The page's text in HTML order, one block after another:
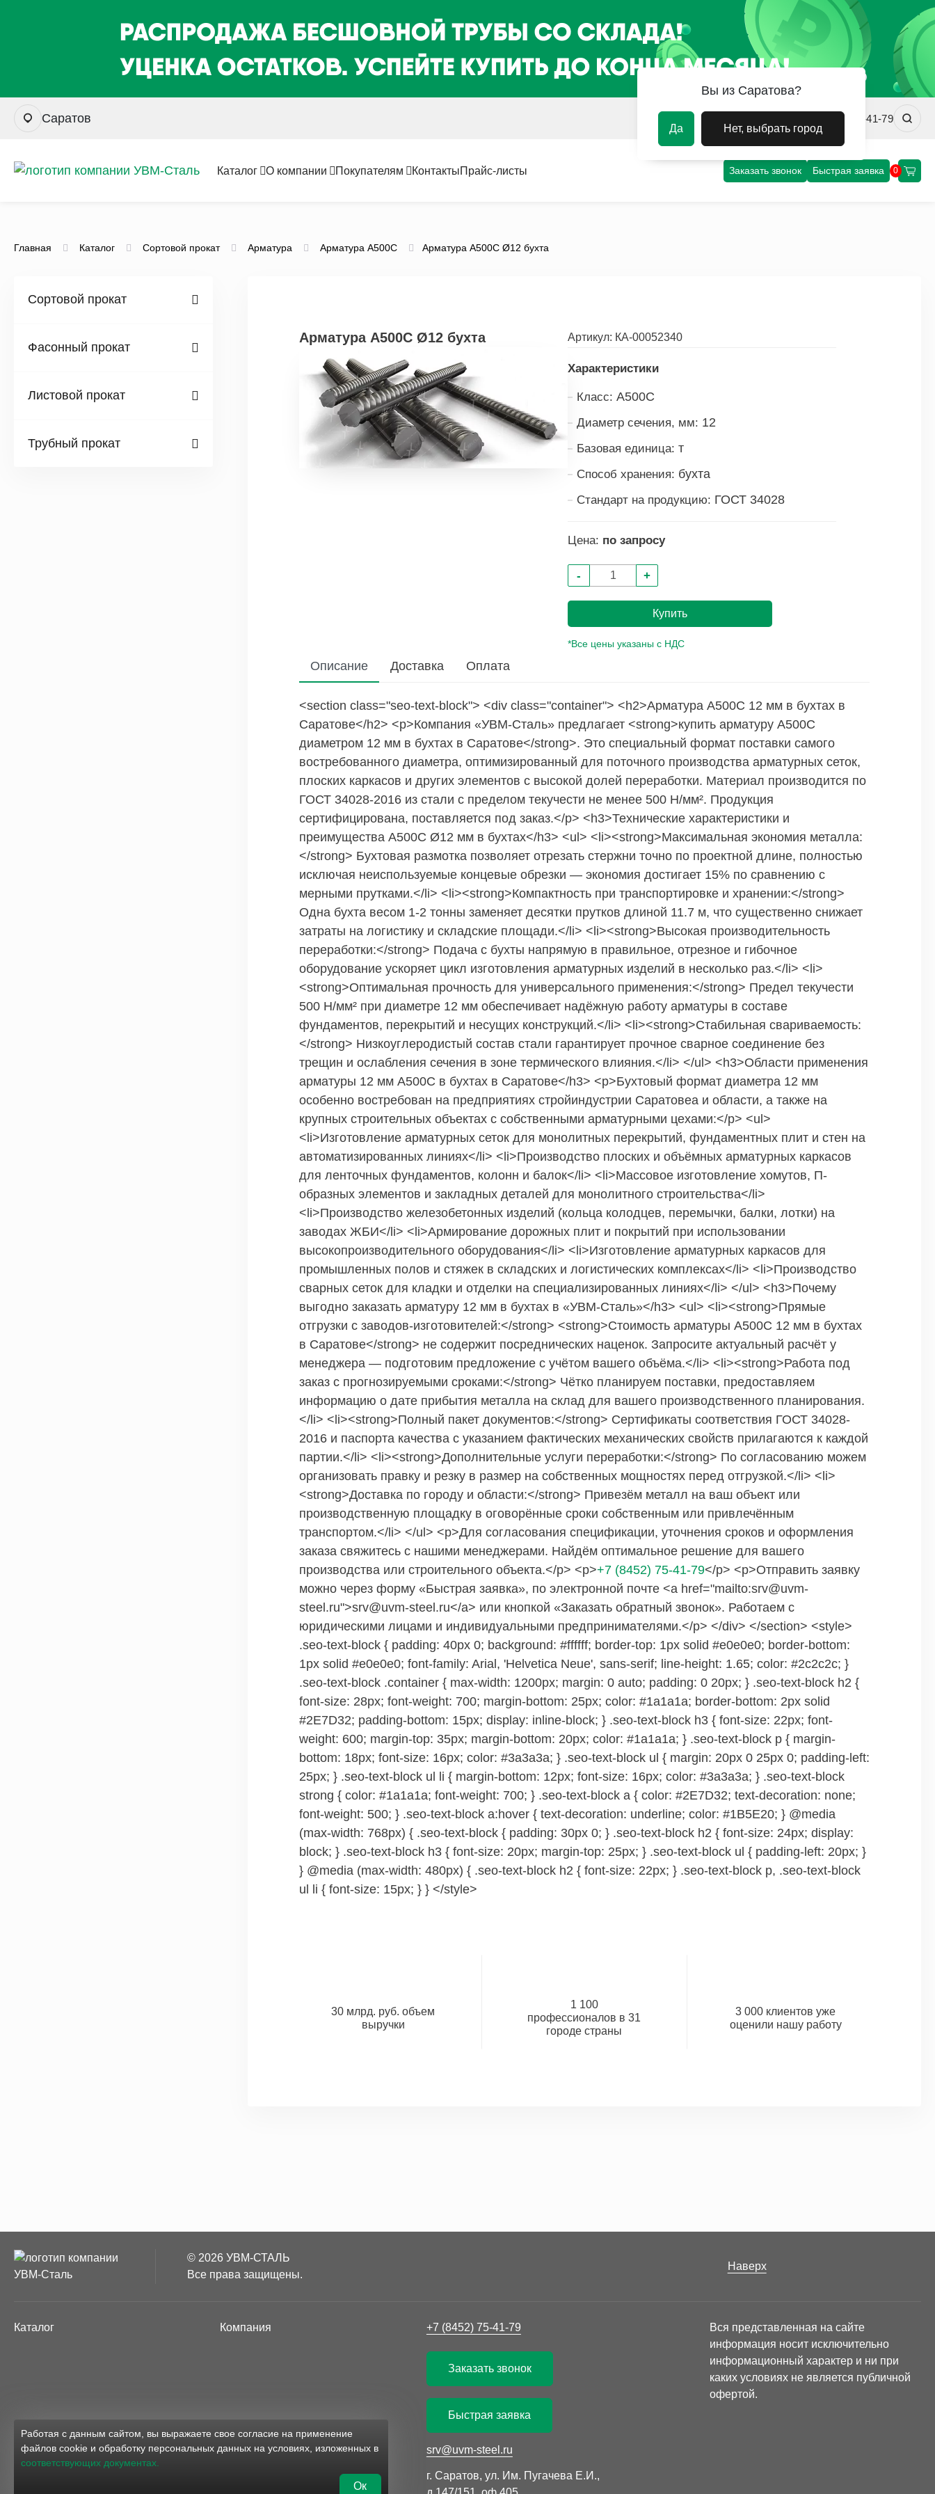
Саратов +7 (8452) 75-41-79
Каталог О компании Покупателям КонтактыПрайс-листы Заказать звонок Быстрая заявка 0
Главная Каталог Сортовой прокат Арматура Арматура А500С Арматура А500С Ø12 бухта
Сортовой прокат
Фасонный прокат
Листовой прокат
Трубный прокат
Арматура А500С Ø12 бухта Артикул: КА-00052340
Характеристики
Класс: А500С
Диаметр сечения, мм: 12
Базовая единица: т
Способ хранения: бухта
Стандарт на продукцию: ГОСТ 34028
Цена: по запросу
- +
Купить
*Все цены указаны с НДС
Описание Доставка Оплата
<section class="seo-text-block"> <div class="container"> <h2>Арматура А500С 12 мм в бухтах в
Саратове</h2> <p>Компания «УВМ-Сталь» предлагает <strong>купить арматуру А500С
диаметром 12 мм в бухтах в Саратове</strong>. Это специальный формат поставки самого
востребованного диаметра, оптимизированный для поточного производства арматурных сеток,
плоских каркасов и других элементов с высокой долей переработки. Материал производится по
ГОСТ 34028-2016 из стали с пределом текучести не менее 500 Н/мм². Продукция
сертифицирована, поставляется под заказ.</p> <h3>Технические характеристики и
преимущества А500С Ø12 мм в бухтах</h3> <ul> <li><strong>Максимальная экономия металла:
</strong> Бухтовая размотка позволяет отрезать стержни точно по проектной длине, полностью
исключая неиспользуемые концевые обрезки — экономия достигает 15% по сравнению с
мерными прутками.</li> <li><strong>Компактность при транспортировке и хранении:</strong>
Одна бухта весом 1-2 тонны заменяет десятки прутков длиной 11.7 м, что существенно снижает
затраты на логистику и складские площади.</li> <li><strong>Высокая производительность
переработки:</strong> Подача с бухты напрямую в правильное, отрезное и гибочное
оборудование ускоряет цикл изготовления арматурных изделий в несколько раз.</li> <li>
<strong>Оптимальная прочность для универсального применения:</strong> Предел текучести
500 Н/мм² при диаметре 12 мм обеспечивает надёжную работу арматуры в составе
фундаментов, перекрытий и несущих конструкций.</li> <li><strong>Стабильная свариваемость:
</strong> Низкоуглеродистый состав стали гарантирует прочное сварное соединение без
трещин и ослабления сечения в зоне термического влияния.</li> </ul> <h3>Области применения
арматуры 12 мм А500С в бухтах в Саратове</h3> <p>Бухтовый формат диаметра 12 мм
особенно востребован на предприятиях стройиндустрии Саратовеа и области, а также на
крупных строительных объектах с собственными арматурными цехами:</p> <ul>
<li>Изготовление арматурных сеток для монолитных перекрытий, фундаментных плит и стен на
автоматизированных линиях</li> <li>Производство плоских и объёмных арматурных каркасов
для ленточных фундаментов, колонн и балок</li> <li>Массовое изготовление хомутов, П-
образных элементов и закладных деталей для монолитного строительства</li>
<li>Производство железобетонных изделий (кольца колодцев, перемычки, балки, лотки) на
заводах ЖБИ</li> <li>Армирование дорожных плит и покрытий при использовании
высокопроизводительного оборудования</li> <li>Изготовление арматурных каркасов для
промышленных полов и стяжек в складских и логистических комплексах</li> <li>Производство
сварных сеток для кладки и отделки на специализированных линиях</li> </ul> <h3>Почему
выгодно заказать арматуру 12 мм в бухтах в «УВМ-Сталь»</h3> <ul> <li><strong>Прямые
отгрузки с заводов-изготовителей:</strong> <strong>Стоимость арматуры А500С 12 мм в бухтах
в Саратове</strong> не содержит посреднических наценок. Запросите актуальный расчёт у
менеджера — подготовим предложение с учётом вашего объёма.</li> <li><strong>Работа под
заказ с прогнозируемыми сроками:</strong> Чётко планируем поставки, предоставляем
информацию о дате прибытия металла на склад для вашего производственного планирования.
</li> <li><strong>Полный пакет документов:</strong> Сертификаты соответствия ГОСТ 34028-
2016 и паспорта качества с указанием фактических механических свойств прилагаются к каждой
партии.</li> <li><strong>Дополнительные услуги переработки:</strong> По согласованию можем
организовать правку и резку в размер на собственных мощностях перед отгрузкой.</li> <li>
<strong>Доставка по городу и области:</strong> Привезём металл на ваш объект или
производственную площадку в оговорённые сроки собственным или привлечённым
транспортом.</li> </ul> <p>Для согласования спецификации, уточнения сроков и оформления
заказа свяжитесь с нашими менеджерами. Найдём оптимальное решение для вашего
производства или строительного объекта.</p> <p>+7 (8452) 75-41-79</p> <p>Отправить заявку
можно через форму «Быстрая заявка», по электронной почте <a href="mailto:srv@uvm-
steel.ru">srv@uvm-steel.ru</a> или кнопкой «Заказать обратный звонок». Работаем с
юридическими лицами и индивидуальными предпринимателями.</p> </div> </section> <style>
.seo-text-block { padding: 40px 0; background: #ffffff; border-top: 1px solid #e0e0e0; border-bottom:
1px solid #e0e0e0; font-family: Arial, 'Helvetica Neue', sans-serif; line-height: 1.65; color: #2c2c2c; }
.seo-text-block .container { max-width: 1200px; margin: 0 auto; padding: 0 20px; } .seo-text-block h2 {
font-size: 28px; font-weight: 700; margin-bottom: 25px; color: #1a1a1a; border-bottom: 2px solid
#2E7D32; padding-bottom: 15px; display: inline-block; } .seo-text-block h3 { font-size: 22px; font-
weight: 600; margin-top: 35px; margin-bottom: 20px; color: #1a1a1a; } .seo-text-block p { margin-
bottom: 18px; font-size: 16px; color: #3a3a3a; } .seo-text-block ul { margin: 20px 0 25px 0; padding-left:
25px; } .seo-text-block ul li { margin-bottom: 12px; font-size: 16px; color: #3a3a3a; } .seo-text-block
strong { color: #1a1a1a; font-weight: 700; } .seo-text-block a { color: #2E7D32; text-decoration: none;
font-weight: 500; } .seo-text-block a:hover { text-decoration: underline; color: #1B5E20; } @media
(max-width: 768px) { .seo-text-block { padding: 30px 0; } .seo-text-block h2 { font-size: 24px; display:
block; } .seo-text-block h3 { font-size: 20px; margin-top: 25px; } .seo-text-block ul { padding-left: 20px; }
} @media (max-width: 480px) { .seo-text-block h2 { font-size: 22px; } .seo-text-block p, .seo-text-block
ul li { font-size: 15px; } } </style>
30 млрд. руб. объем
выручки
1 100
профессионалов в 31
городе страны
3 000 клиентов уже
оценили нашу работу
© 2026 УВМ-СТАЛЬ
Все права защищены.
Наверх
Каталог Компания +7 (8452) 75-41-79
Заказать звонок
Быстрая заявка
srv@uvm-steel.ru
г. Саратов, ул. Им. Пугачева Е.И.,
Вся представленная на сайте
информация носит исключительно
информационный характер и ни при
каких условиях не является публичной
офертой.
Вы из Саратова?
Да Нет, выбрать город
Работая с данным сайтом, вы выражаете свое согласие на применение
файлов cookie и обработку персональных данных на условиях, изложенных в
соответствующих документах.
Ок